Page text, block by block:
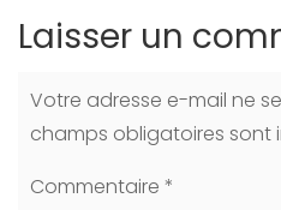
Laisser un
Votre adresse e-mail ne
champs obligatoires sont
Commentaire *